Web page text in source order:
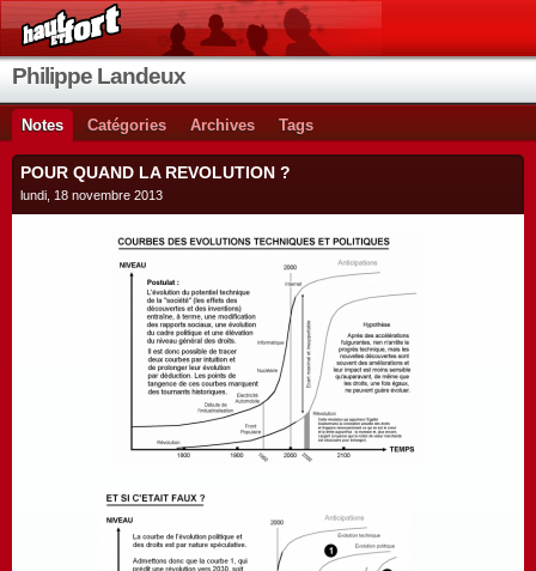
Philippe Landeux
Notes Catégories Archives Tags
POUR QUAND LA REVOLUTION ?
lundi, 18 novembre 2013